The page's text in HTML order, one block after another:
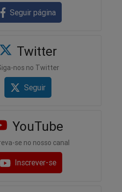
Seguir página
Twitter
nos no Twitter
Seguir
YouTube
se no nosso canal
Inscrever-se